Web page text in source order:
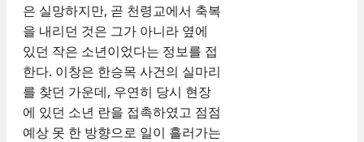
은 실망하지만, 곧 천령교에서 축복
을 내리던 것은 그가 아니라 옆에
있던 작은 소년이었다는 정보를 접
한다. 이창은 한승목 사건의 실마리
를 찾던 가운데, 우연히 당시 현장
에 있던 소년 란을 접촉하였고 점점
예상 못 한 방향으로 일이 흘러가는